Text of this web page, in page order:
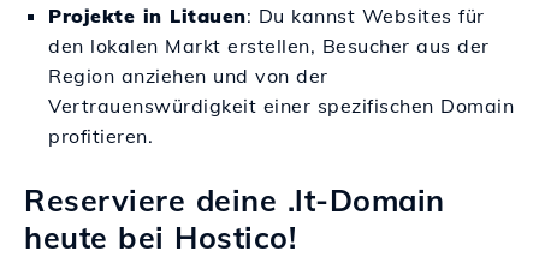
Projekte in Litauen: Du kannst Websites für
den lokalen Markt erstellen, Besucher aus der
Region anziehen und von der
Vertrauenswürdigkeit einer spezifischen Domain
profitieren.
Reserviere deine .lt-Domain
heute bei Hostico!